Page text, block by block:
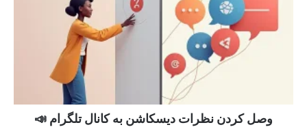
وصل کردن نظرات دیسکاشن به کانال تلگرام 📣